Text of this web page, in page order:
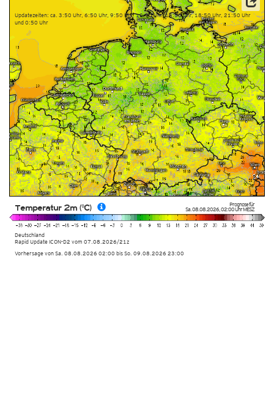
Prognose für
Sa. 08.08.2026,02:00 UhrMESZ
Deutschland
Rapid Update ICON-D2 vom 07.08.2026/21z
Temperatur 2m (°C)
Updatezeiten: ca. 3:50 Uhr, 6:50 Uhr, 9:50 Uhr, 12:50 Uhr, 15:50 Uhr, 18:50 Uhr, 21:50 Uhr
und 0:50 Uhr
Vorhersage von Sa. 08.08.2026 02:00 bis So. 09.08.2026 23:00
Datenbasis: Deutscher Wetterdienst (DWD)